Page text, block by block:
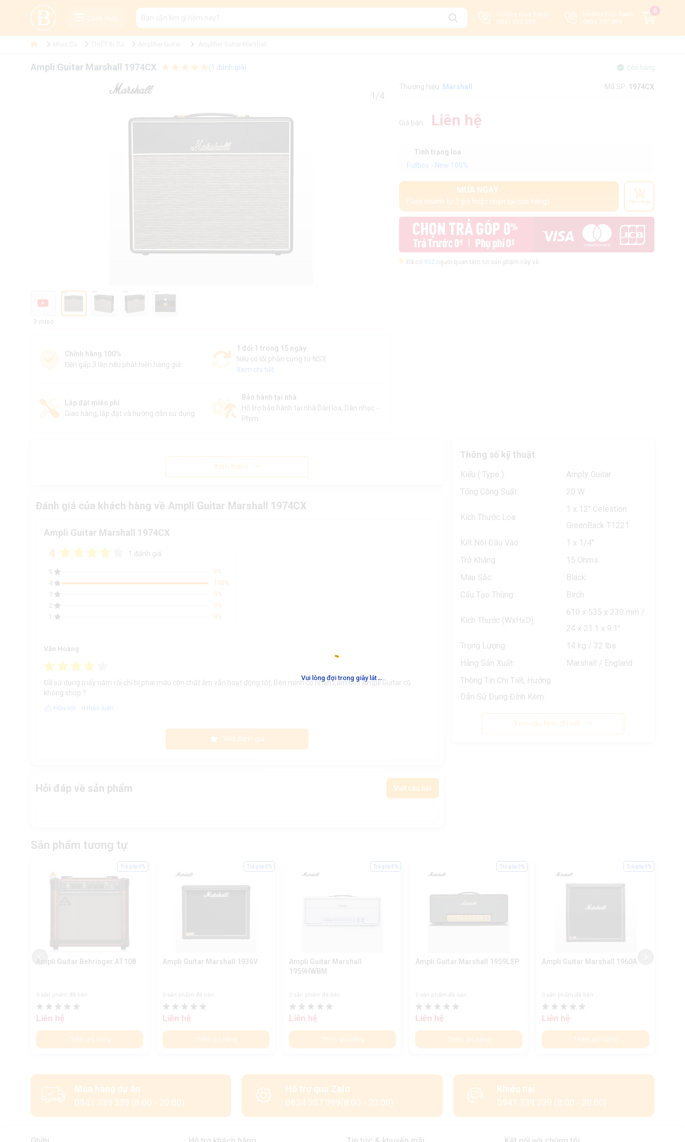
Vui lòng đợi trong giây lát ...
Danh mục
Hotline mua hàng:
0941 339 339
Hotline bảo hành:
0834 397 999
0
Ampli Guitar Marshall 1974CX (1 đánh giá) Còn hàng
1/4
3 video
Chính hãng 100%
Đền gấp 3 lần nếu phát hiện hàng giả
1 đổi 1 trong 15 ngày
Nếu có lỗi phần cứng từ NSX
Xem chi tiết
Lắp đặt miễn phí
Giao hàng, lắp đặt và hướng dẫn sử dụng.
Bảo hành tại nhà
Hỗ trợ bảo hành tại nhà Dàn loa, Dàn nhạc -
Phim
Thương hiệu: Marshall Mã SP: 1974CX
Giá bán: Liên hệ
Tình trạng loa
Fullbox - New 100%
MUA NGAY
(Giao nhanh từ 2 giờ hoặc nhận tại cửa hàng) Thêm vào giỏ
Đã có 932 người quan tâm tới sản phẩm này và
Xem thêm
Đánh giá của khách hàng về Ampli Guitar Marshall 1974CX
Ampli Guitar Marshall 1974CX
4 1 đánh giá
5
0%
4
100%
3
0%
2
0%
1
0%
Văn Hoàng
Đã sử dụng mấy năm rồi chỉ bị phai màu còn chất âm vẫn hoạt động tốt, Bên mình có nhận Làm Mới Ampli Guitar cũ
không shop ?
Hữu ích 0 thảo luận
Viết đánh giá
Hỏi đáp về sản phẩm Viết câu hỏi
Thông số kỹ thuật
Kiểu ( Type ):
Amply Guitar
Tổng Công Suất:
20 W
Kích Thước Loa:
1 x 12" Celestion
GreenBack T1221
Kết Nối Đầu Vào:
1 x 1/4"
Trở Kháng:
15 Ohms
Màu Sắc:
Black
Cấu Tạo Thùng:
Birch
Kích Thước (WxHxD):
610 x 535 x 230 mm /
24 x 21.1 x 9.1"
Trọng Lượng:
14 kg / 32 lbs
Hãng Sản Xuất:
Marshall / England
Thông Tin Chi Tiết, Hướng
Dẫn Sử Dụng Đính Kèm:
Xem cấu hình chi tiết
Sản phẩm tương tự
Ampli Guitar Behringer AT108
0 sản phẩm đã bán
Liên hệ
Thêm giỏ hàng
Trả góp 0%
Ampli Guitar Marshall 1936V
0 sản phẩm đã bán
Liên hệ
Thêm giỏ hàng
Trả góp 0%
Ampli Guitar Marshall
1959HWBM
0 sản phẩm đã bán
Liên hệ
Thêm giỏ hàng
Trả góp 0%
Ampli Guitar Marshall 1959LSP
0 sản phẩm đã bán
Liên hệ
Thêm giỏ hàng
Trả góp 0%
Ampli Guitar Marshall 1960A
0 sản phẩm đã bán
Liên hệ
Thêm giỏ hàng
Trả góp 0%
Mua hàng dự án
0941 339 339 (8:00 - 20:00)
Hỗ trợ qua Zalo
0834 397 999(8:00 - 20:00)
Khiếu nại
0941 339 339 (8:00 - 20:00)